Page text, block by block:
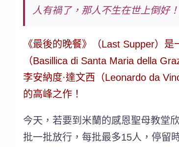
人有禍了，那人不生在世上倒好
《最後的晚餐》（Last Supper）是
（Basillica di Santa Maria della
李安納度·達文西 （Leonardo da
的高峰之作！
今天，若要到米蘭的感恩聖母教堂
批一批放行，每批最多15人，停留